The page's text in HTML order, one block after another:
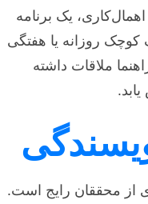
یک برنامه
کوچک روزانه یا هفتگی
ملاقات داشته
از محققان رایج است.